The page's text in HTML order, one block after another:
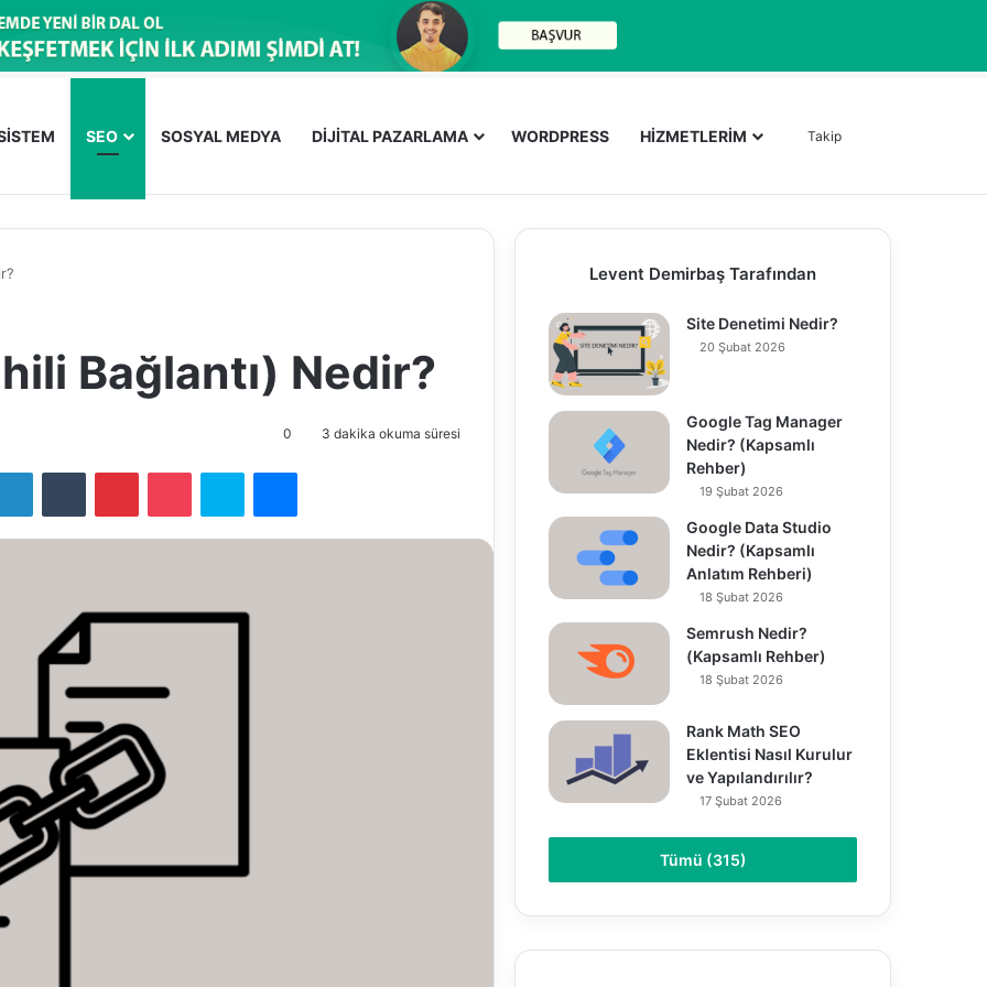
SEO SOSYAL MEDYA DİJİTAL PAZARLAMA WORDPRESS HİZMETLERİM Takip
Bağlantı) Nedir?
0 3 dakika okuma süresi
LinkedIn Tumblr Pinterest Pocket Skype Messenger
Levent Demirbaş Tarafından
Site Denetimi Nedir?
20 Şubat 2026
Google Tag Manager
Nedir? (Kapsamlı
Rehber)
19 Şubat 2026
Google Data Studio
Nedir? (Kapsamlı
Anlatım Rehberi)
18 Şubat 2026
Semrush Nedir?
(Kapsamlı Rehber)
18 Şubat 2026
Rank Math SEO
Eklentisi Nasıl Kurulur
ve Yapılandırılır?
17 Şubat 2026
Tümü (315)